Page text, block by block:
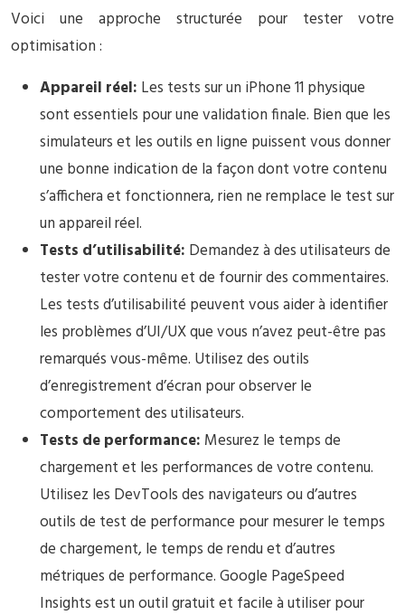
Voici une approche structurée pour tester votre
optimisation :
Appareil réel: Les tests sur un iPhone 11 physique
sont essentiels pour une validation finale. Bien que les
simulateurs et les outils en ligne puissent vous donner
une bonne indication de la façon dont votre contenu
s’affichera et fonctionnera, rien ne remplace le test sur
un appareil réel.
Tests d’utilisabilité: Demandez à des utilisateurs de
tester votre contenu et de fournir des commentaires.
Les tests d’utilisabilité peuvent vous aider à identifier
les problèmes d’UI/UX que vous n’avez peut-être pas
remarqués vous-même. Utilisez des outils
d’enregistrement d’écran pour observer le
comportement des utilisateurs.
Tests de performance: Mesurez le temps de
chargement et les performances de votre contenu.
Utilisez les DevTools des navigateurs ou d’autres
outils de test de performance pour mesurer le temps
de chargement, le temps de rendu et d’autres
métriques de performance. Google PageSpeed
Insights est un outil gratuit et facile à utiliser pour